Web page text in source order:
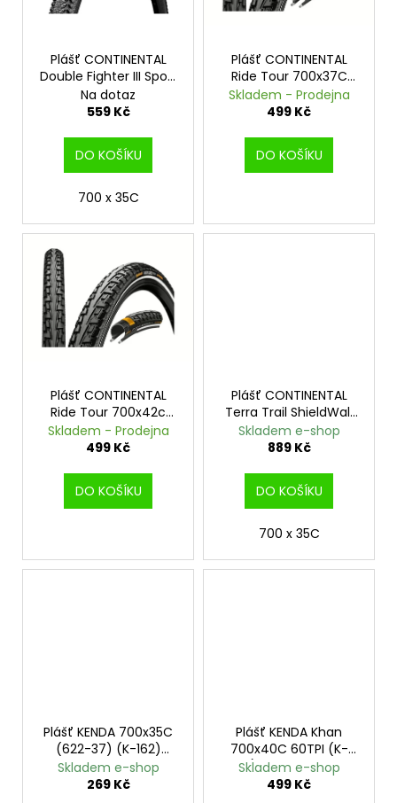
Plášť CONTINENTAL
Double Fighter III Sport
drát - 700x35C
Na dotaz
559 Kč
DO KOŠÍKU
700 x 35C
Plášť CONTINENTAL
Ride Tour 700x37C
Reflex drát
Skladem - Prodejna
499 Kč
DO KOŠÍKU
Plášť CONTINENTAL
Ride Tour 700x42c
Reflex drát
Skladem - Prodejna
499 Kč
DO KOŠÍKU
Plášť CONTINENTAL
Terra Trail ShieldWall
700x40C kevlar Black
Skladem e-shop
889 Kč
DO KOŠÍKU
700 x 35C
Plášť KENDA 700x35C
(622-37) (K-162)
černý
Skladem e-shop
269 Kč
Plášť KENDA Khan
700x40C 60TPI (K-
935) K-Shield reflex
Skladem e-shop
499 Kč